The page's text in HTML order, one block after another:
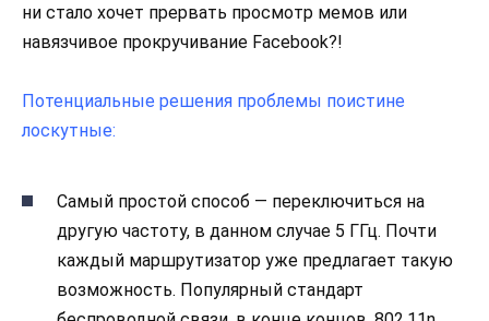
ни стало хочет прервать просмотр мемов или
навязчивое прокручивание Facebook?!
Потенциальные решения проблемы поистине
лоскутные:
Самый простой способ — переключиться на
другую частоту, в данном случае 5 ГГц. Почти
каждый маршрутизатор уже предлагает такую
возможность. Популярный стандарт